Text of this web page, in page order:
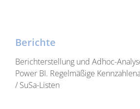
Berichte
Berichterstellung und Adhoc-
Power BI. Regelmäßige
/ SuSa-Listen